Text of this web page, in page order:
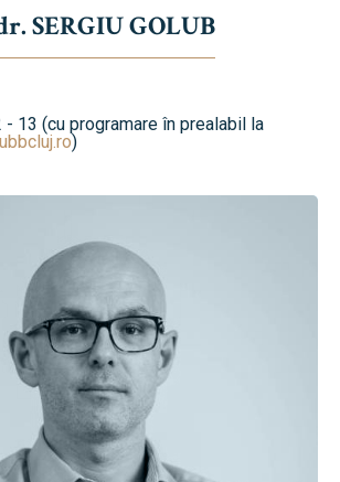
SERGIU GOLUB
- 13 (cu programare în prealabil la
)